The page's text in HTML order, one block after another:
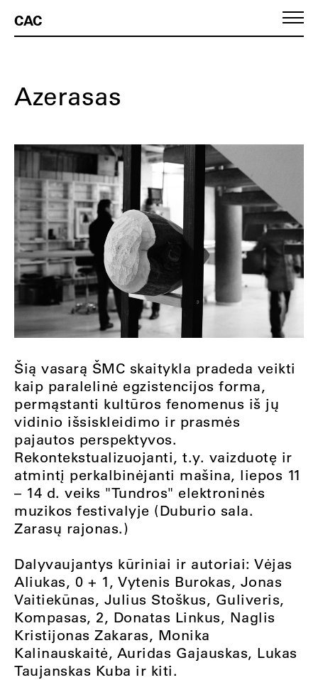
CAC
Azerasas
Šią vasarą ŠMC skaitykla pradeda veikti
kaip paralelinė egzistencijos forma,
permąstanti kultūros fenomenus iš jų
vidinio išsiskleidimo ir prasmės
pajautos perspektyvos.
Rekontekstualizuojanti, t.y. vaizduotę ir
atmintį perkalbinėjanti mašina, liepos 11
– 14 d. veiks "Tundros" elektroninės
muzikos festivalyje (Duburio sala.
Zarasų rajonas.)
Dalyvaujantys kūriniai ir autoriai: Vėjas
Aliukas, 0 + 1, Vytenis Burokas, Jonas
Vaitiekūnas, Julius Stoškus, Guliveris,
Kompasas, 2, Donatas Linkus, Naglis
Kristijonas Zakaras, Monika
Kalinauskaitė, Auridas Gajauskas, Lukas
Taujanskas Kuba ir kiti.